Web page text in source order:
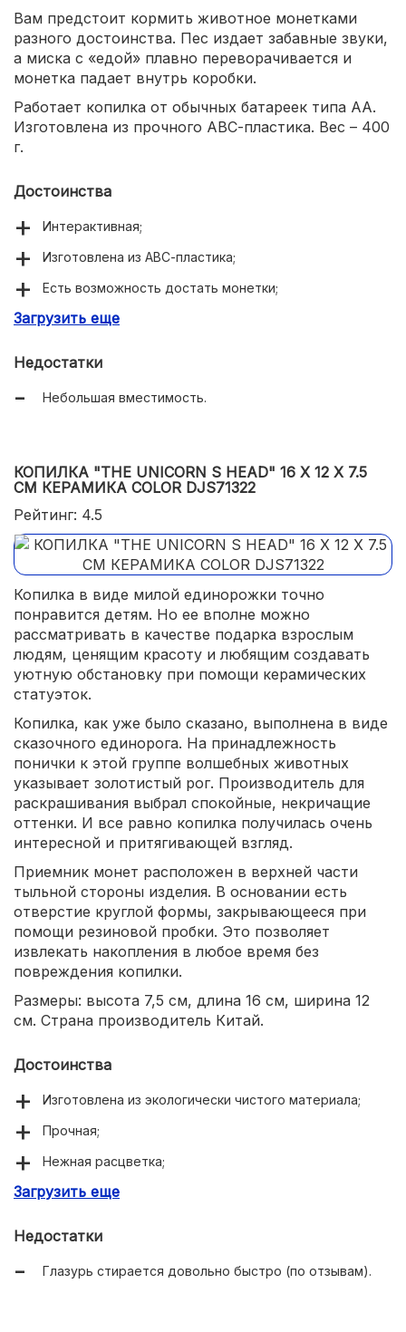
Вам предстоит кормить животное монетками
разного достоинства. Пес издает забавные звуки,
а миска с «едой» плавно переворачивается и
монетка падает внутрь коробки.
Работает копилка от обычных батареек типа АА.
Изготовлена из прочного АВС-пластика. Вес – 400
г.
Достоинства
Интерактивная;
Изготовлена из АВС-пластика;
Есть возможность достать монетки;
Звуковые эффекты.
Загрузить еще
Недостатки
Небольшая вместимость.
КОПИЛКА "THE UNICORN S HEAD" 16 Х 12 Х 7.5
СМ КЕРАМИКА COLOR DJS71322
Рейтинг: 4.5
Копилка в виде милой единорожки точно
понравится детям. Но ее вполне можно
рассматривать в качестве подарка взрослым
людям, ценящим красоту и любящим создавать
уютную обстановку при помощи керамических
статуэток.
Копилка, как уже было сказано, выполнена в виде
сказочного единорога. На принадлежность
понички к этой группе волшебных животных
указывает золотистый рог. Производитель для
раскрашивания выбрал спокойные, некричащие
оттенки. И все равно копилка получилась очень
интересной и притягивающей взгляд.
Приемник монет расположен в верхней части
тыльной стороны изделия. В основании есть
отверстие круглой формы, закрывающееся при
помощи резиновой пробки. Это позволяет
извлекать накопления в любое время без
повреждения копилки.
Размеры: высота 7,5 см, длина 16 см, ширина 12
см. Страна производитель Китай.
Достоинства
Изготовлена из экологически чистого материала;
Прочная;
Нежная расцветка;
Возможность использовать по назначению много раз.
Загрузить еще
Недостатки
Глазурь стирается довольно быстро (по отзывам).